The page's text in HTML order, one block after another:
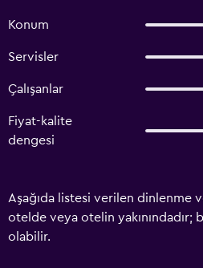
Konum
Servisler
Çalışanlar
Fiyat-kalite
dengesi
Aşağıda listesi verilen dinlenme
otelde veya otelin yakınındadır;
olabilir.